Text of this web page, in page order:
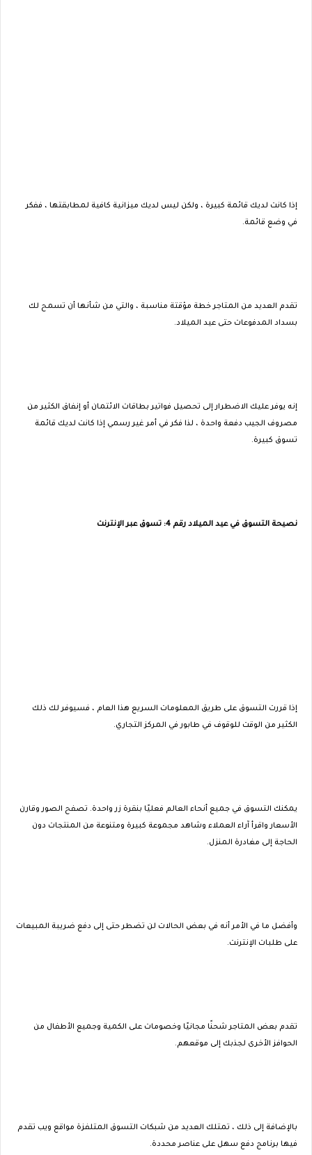
إذا كانت لديك قائمة كبيرة ، ولكن ليس لديك ميزانية كافية لمطابقتها ، ففكر
في وضع قائمة.
تقدم العديد من المتاجر خطة مؤقتة مناسبة ، والتي من شأنها أن تسمح لك
بسداد المدفوعات حتى عيد الميلاد.
إنه يوفر عليك الاضطرار إلى تحصيل فواتير بطاقات الائتمان أو إنفاق الكثير من
مصروف الجيب دفعة واحدة ، لذا فكر في أمر غير رسمي إذا كانت لديك قائمة
تسوق كبيرة.
نصيحة التسوق في عيد الميلاد رقم 4: تسوق عبر الإنترنت
إذا قررت التسوق على طريق المعلومات السريع هذا العام ، فسيوفر لك ذلك
الكثير من الوقت للوقوف في طابور في المركز التجاري.
يمكنك التسوق في جميع أنحاء العالم فعليًا بنقرة زر واحدة. تصفح الصور وقارن
الأسعار واقرأ آراء العملاء وشاهد مجموعة كبيرة ومتنوعة من المنتجات دون
الحاجة إلى مغادرة المنزل.
وأفضل ما في الأمر أنه في بعض الحالات لن تضطر حتى إلى دفع ضريبة المبيعات
على طلبات الإنترنت.
تقدم بعض المتاجر شحنًا مجانيًا وخصومات على الكمية وجميع الأطفال من
الحوافز الأخرى لجذبك إلى موقعهم.
بالإضافة إلى ذلك ، تمتلك العديد من شبكات التسوق المتلفزة مواقع ويب تقدم
فيها برنامج دفع سهل على عناصر محددة.